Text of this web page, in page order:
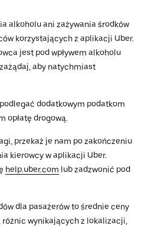
alkoholu ani zażywania środków
korzystających z aplikacji Uber.
jest pod wpływem alkoholu
aby natychmiast
dodatkowym podatkom
opłatę drogową.
przekaż je nam po zakończeniu
kierowcy w aplikacji Uber.
help.uber.com lub zadzwonić pod
dla pasażerów to średnie ceny
wynikających z lokalizacji,